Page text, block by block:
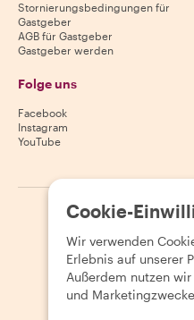
Stornierungsbedingungen für
Gastgeber
AGB für Gastgeber
Gastgeber werden
Folge uns
Facebook
Instagram
YouTube
2026 Withlocals.com |
Cookie-
Wir verwenden
Erlebnis auf unserer
Außerdem nutzen
und